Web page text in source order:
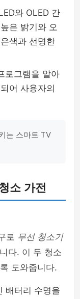
와 OLED 간
은 밝기와 오
색과 선명한
로그램을 알아
어 사용자의
는 스마트 TV
소 가전
로 무선 청소기
다. 이 두 청소
도와줍니다.
배터리 수명을